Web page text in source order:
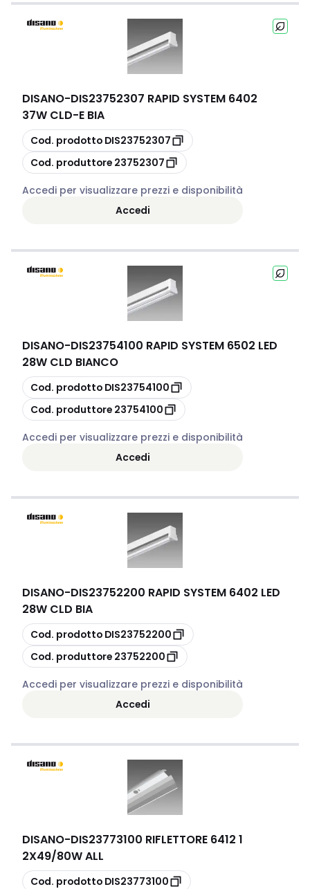
DISANO-DIS23752307 RAPID SYSTEM 6402
37W CLD-E BIA
copia
Cod. prodotto DIS23752307
copia
Cod. produttore 23752307
Accedi per visualizzare prezzi e disponibilità
Accedi
DISANO-DIS23754100 RAPID SYSTEM 6502 LED
28W CLD BIANCO
copia
Cod. prodotto DIS23754100
copia
Cod. produttore 23754100
Accedi per visualizzare prezzi e disponibilità
Accedi
DISANO-DIS23752200 RAPID SYSTEM 6402 LED
28W CLD BIA
copia
Cod. prodotto DIS23752200
copia
Cod. produttore 23752200
Accedi per visualizzare prezzi e disponibilità
Accedi
DISANO-DIS23773100 RIFLETTORE 6412 1
2X49/80W ALL
copia
Cod. prodotto DIS23773100